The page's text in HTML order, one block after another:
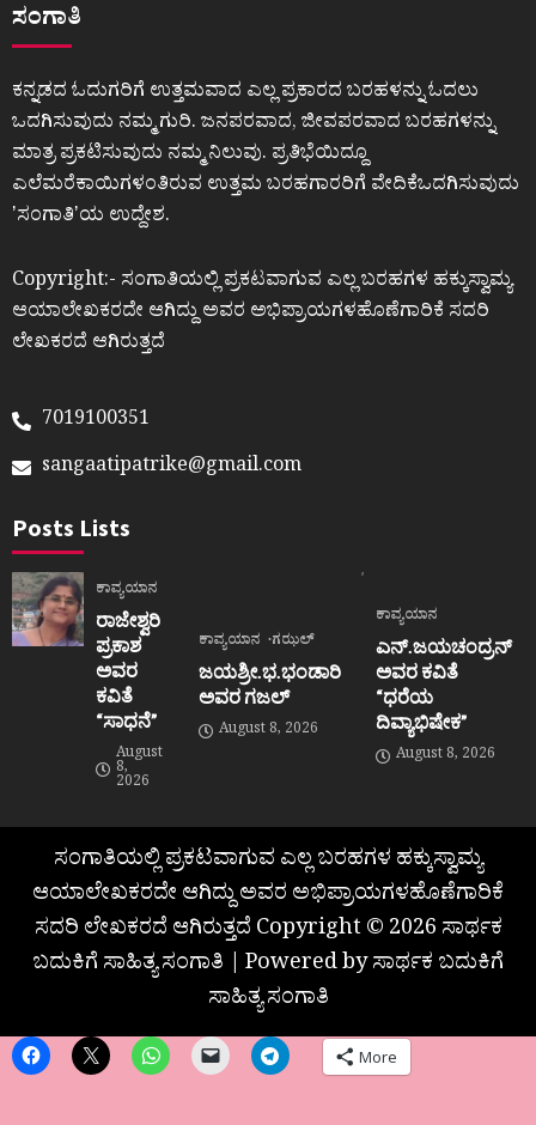
ಸಂಗಾತಿ
ಕನ್ನಡದ ಓದುಗರಿಗೆ ಉತ್ತಮವಾದ ಎಲ್ಲ ಪ್ರಕಾರದ ಬರಹಳನ್ನು ಓದಲು
ಒದಗಿಸುವುದು ನಮ್ಮ ಗುರಿ. ಜನಪರವಾದ, ಜೀವಪರವಾದ ಬರಹಗಳನ್ನು
ಮಾತ್ರ ಪ್ರಕಟಿಸುವುದು ನಮ್ಮ ನಿಲುವು. ಪ್ರತಿಭೆಯಿದ್ದೂ
ಎಲೆಮರೆಕಾಯಿಗಳಂತಿರುವ ಉತ್ತಮ ಬರಹಗಾರರಿಗೆ ವೇದಿಕೆಒದಗಿಸುವುದು
ʼಸಂಗಾತಿʼಯ ಉದ್ದೇಶ.
Copyright:- ಸಂಗಾತಿಯಲ್ಲಿ ಪ್ರಕಟವಾಗುವ ಎಲ್ಲ ಬರಹಗಳ ಹಕ್ಕುಸ್ವಾಮ್ಯ
ಆಯಾಲೇಖಕರದೇ ಆಗಿದ್ದು ಅವರ ಅಭಿಪ್ರಾಯಗಳಹೊಣೆಗಾರಿಕೆ ಸದರಿ
ಲೇಖಕರದೆ ಆಗಿರುತ್ತದೆ
7019100351
sangaatipatrike@gmail.com
Posts Lists
ಕಾವ್ಯಯಾನ
ರಾಜೇಶ್ವರಿ
ಪ್ರಕಾಶ
ಅವರ
ಕವಿತೆ
“ಸಾಧನೆ”
August
8,
2026
ಕಾವ್ಯಯಾನ ಗಝಲ್
ಜಯಶ್ರೀ.ಭ.ಭಂಡಾರಿ
ಅವರ ಗಜಲ್
August 8, 2026
ಕಾವ್ಯಯಾನ
ಎನ್.ಜಯಚಂದ್ರನ್
ಅವರ ಕವಿತೆ
“ಧರೆಯ
ದಿವ್ಯಾಭಿಷೇಕ”
August 8, 2026
ಸಂಗಾತಿಯಲ್ಲಿ ಪ್ರಕಟವಾಗುವ ಎಲ್ಲ ಬರಹಗಳ ಹಕ್ಕುಸ್ವಾಮ್ಯ
ಆಯಾಲೇಖಕರದೇ ಆಗಿದ್ದು ಅವರ ಅಭಿಪ್ರಾಯಗಳಹೊಣೆಗಾರಿಕೆ
ಸದರಿ ಲೇಖಕರದೆ ಆಗಿರುತ್ತದೆ Copyright © 2026 ಸಾರ್ಥಕ
ಬದುಕಿಗೆ ಸಾಹಿತ್ಯ ಸಂಗಾತಿ | Powered by ಸಾರ್ಥಕ ಬದುಕಿಗೆ
ಸಾಹಿತ್ಯ ಸಂಗಾತಿ
More